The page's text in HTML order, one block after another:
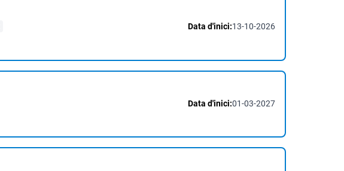
Data d'inici:13-10-2026
Data d'inici:01-03-2027